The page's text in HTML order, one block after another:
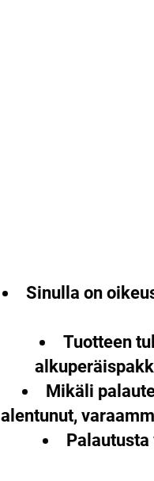
Sinulla on
Tuotteen
Mikäli
alentunut,